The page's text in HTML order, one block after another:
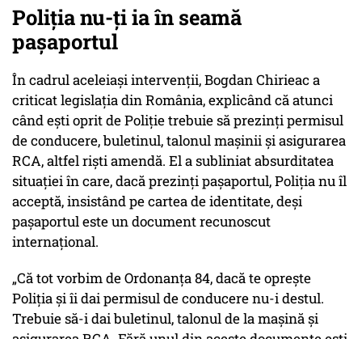
Poliția nu-ți ia în seamă
pașaportul
În cadrul aceleiași intervenții, Bogdan Chirieac a
criticat legislația din România, explicând că atunci
când ești oprit de Poliție trebuie să prezinți permisul
de conducere, buletinul, talonul mașinii și asigurarea
RCA, altfel riști amendă. El a subliniat absurditatea
situației în care, dacă prezinți pașaportul, Poliția nu îl
acceptă, insistând pe cartea de identitate, deși
pașaportul este un document recunoscut
internațional.
„Că tot vorbim de Ordonanța 84, dacă te oprește
Poliția și îi dai permisul de conducere nu-i destul.
Trebuie să-i dai buletinul, talonul de la mașină și